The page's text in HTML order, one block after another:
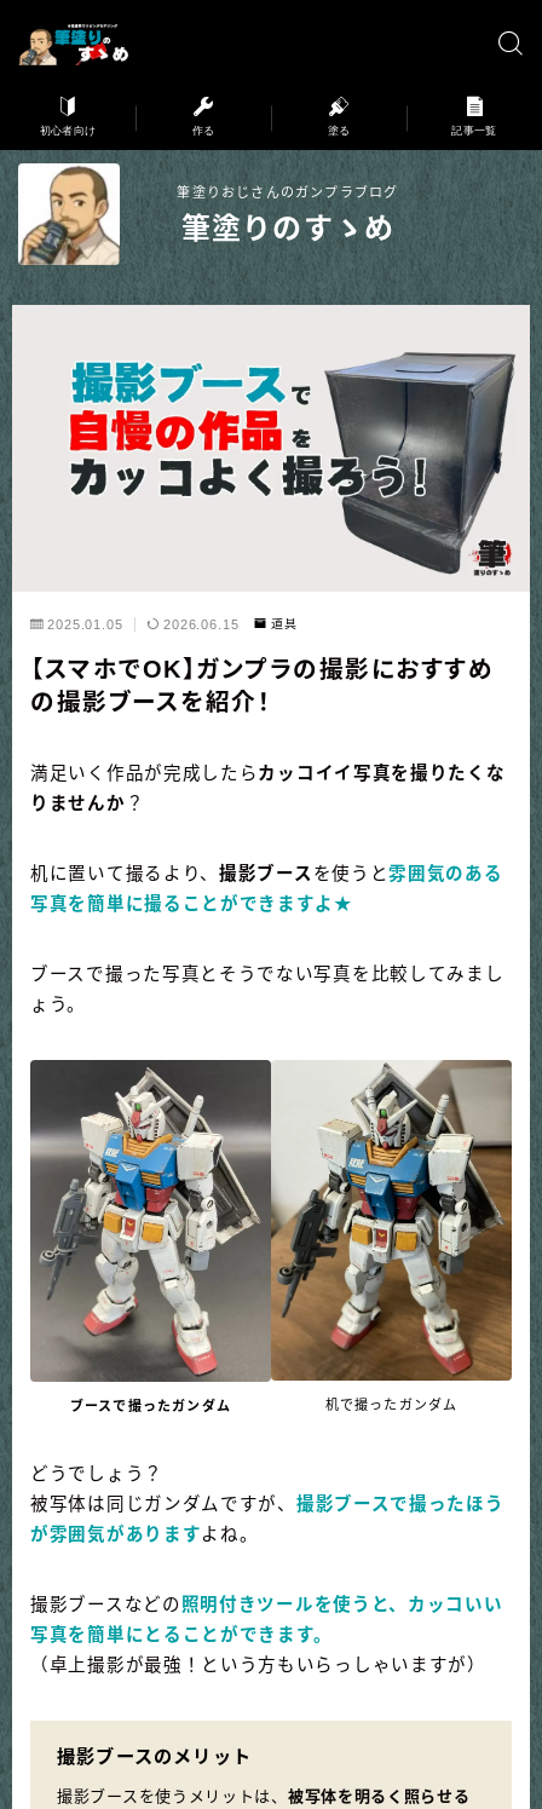
初心者向け 作る 塗る 記事一覧
※弊サイトはアフィリエイト広告を利用しています。
筆塗りおじさんのガンプラブログ
筆塗りのすゝめ
2025.01.05 2026.06.15 道具
【スマホでOK】ガンプラの撮影におすすめ
の撮影ブースを紹介！
満足いく作品が完成したらカッコイイ写真を撮りたくな
りませんか ？
机に置いて撮るより、 撮影ブース を使うと雰囲気のある
写真を簡単に撮ることができますよ★
ブースで撮った写真とそうでない写真を比較してみまし
ょう。
ブースで撮ったガンダム 机で撮ったガンダム
どうでしょう？
被写体は同じガンダムですが、 撮影ブースで撮ったほう
が雰囲気がありますよね。
撮影ブースなどの 照明付きツールを使うと、カッコいい
写真を簡単にとることができます。
（卓上撮影が最強！という方もいらっしゃいますが）
撮影ブースのメリット
撮影ブースを使うメリットは、 被写体を明るく照らせる